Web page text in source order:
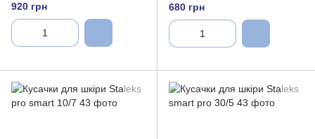
920 грн
680 грн